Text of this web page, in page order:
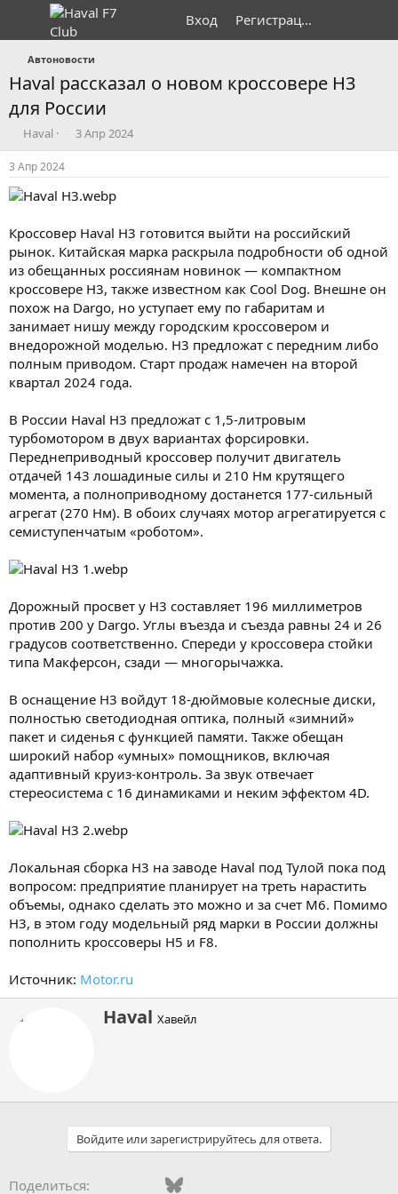
Вход Регистрация
Автоновости
Haval рассказал о новом кроссовере H3
для России
А
в
т
о
р
е
ы
Haval
Д
а
а
н
ч
л
а
3 Апр 2024
3 Апр 2024
Кроссовер Haval H3 готовится выйти на российский
рынок. Китайская марка раскрыла подробности об одной
из обещанных россиянам новинок — компактном
кроссовере H3, также известном как Cool Dog. Внешне он
похож на Dargo, но уступает ему по габаритам и
занимает нишу между городским кроссовером и
внедорожной моделью. H3 предложат с передним либо
полным приводом. Старт продаж намечен на второй
квартал 2024 года.
В России Haval H3 предложат с 1,5-литровым
турбомотором в двух вариантах форсировки.
Переднеприводный кроссовер получит двигатель
отдачей 143 лошадиные силы и 210 Нм крутящего
момента, а полноприводному достанется 177-сильный
агрегат (270 Нм). В обоих случаях мотор агрегатируется с
семиступенчатым «роботом».
Дорожный просвет у H3 составляет 196 миллиметров
против 200 у Dargo. Углы въезда и съезда равны 24 и 26
градусов соответственно. Спереди у кроссовера стойки
типа Макферсон, сзади — многорычажка.
В оснащение H3 войдут 18-дюймовые колесные диски,
полностью светодиодная оптика, полный «зимний»
пакет и сиденья с функцией памяти. Также обещан
широкий набор «умных» помощников, включая
адаптивный круиз-контроль. За звук отвечает
стереосистема с 16 динамиками и неким эффектом 4D.
Локальная сборка H3 на заводе Haval под Тулой пока под
вопросом: предприятие планирует на треть нарастить
объемы, однако сделать это можно и за счет M6. Помимо
H3, в этом году модельный ряд марки в России должны
пополнить кроссоверы H5 и F8.
Источник: Motor.ru
А
вHaval Хавейл
Войдите или зарегистрируйтесь для ответа.
Поделиться: Vkontakte
FacebookBluesky